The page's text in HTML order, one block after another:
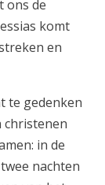
ons de
komt
en
te gedenken
christenen
in de
nachten